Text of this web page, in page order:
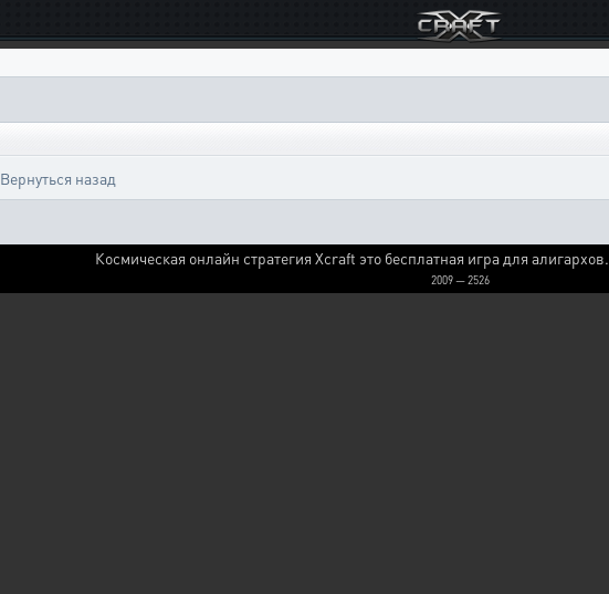
Вернуться назад
Космическая онлайн стратегия Xcraft это бесплатная игра для алигархов.
2009 — 2526